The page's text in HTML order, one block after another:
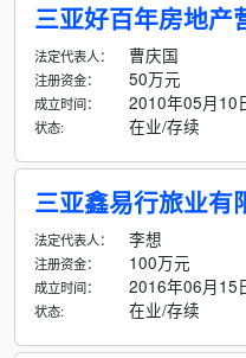
三亚好百年房地产
法定代表人： 曹庆国
注册资金： 50万元
成立时间： 2010年05月10
状态: 在业/存续
三亚鑫易行旅业有
法定代表人： 李想
注册资金： 100万元
成立时间： 2016年06月15
状态: 在业/存续